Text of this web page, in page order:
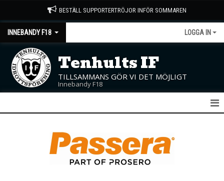
BESTÄLL SUPPORTERTRÖJOR INFÖR SOMMAREN
INNEBANDY F18 LOGGA IN
Tenhults IF
TILLSAMMANS GÖR VI DET MÖJLIGT
Innebandy F18